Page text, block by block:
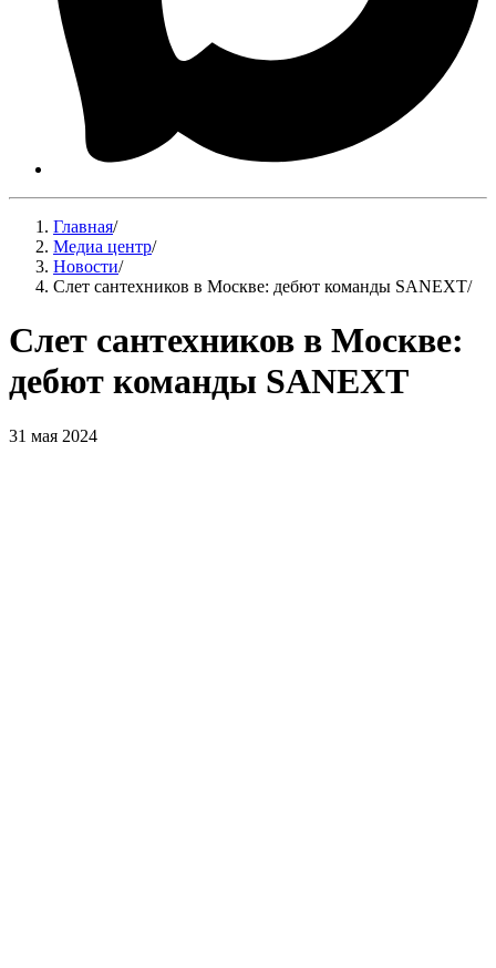
Главная/
Медиа центр/
Новости/
Слет сантехников в Москве: дебют команды SANEXT/
Слет сантехников в Москве:
дебют команды SANEXT
31 мая 2024